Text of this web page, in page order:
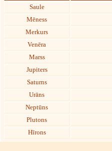
Saule
Mēness
Merkurs
Venēra
Marss
Jupiters
Saturns
Urāns
Neptūns
Plutons
Hīrons